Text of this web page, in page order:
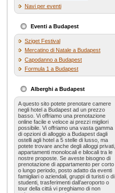
Navi per eventi
Eventi a Budapest
Sziget Festival
Mercatino di Natale a Budapest
Capodanno a Budapest
Formula 1 a Budapest
Alberghi a Budapest
A questo sito potete prenotare camere
negli hotel a Budapest ad un prezzo
basso. Vi offriamo una prenotazione
online facile e veloce ai prezzi migliori
possibile. Vi offriamo una vasta gamma
di opzioni di alloggio a Budapest dagli
ostelli agli hotel a 5 stelle di lusso, ma
potete trovare anche degli alloggi privati,
appartamenti monolocali e bilocali tra le
nostre proposte. Se aveste bisogno di
prenotazione di appartamento per corto
o lungo periodo, posto adatto da eventi
famigliari o aziendali, gruppi di turisti o di
studenti, trasferimenti dall’aeroporto o
tour della cittá vi preghiamo di non